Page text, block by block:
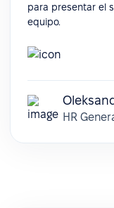
para presentar el
equipo.
HR